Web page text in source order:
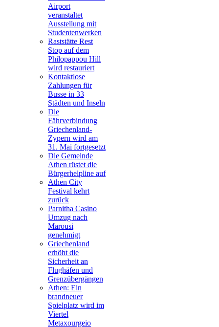
Airport
veranstaltet
Ausstellung mit
Studentenwerken
Raststätte Rest
Stop auf dem
Philopappou Hill
wird restauriert
Kontaktlose
Zahlungen für
Busse in 33
Städten und Inseln
Die
Fährverbindung
Griechenland-
Zypern wird am
31. Mai fortgesetzt
Die Gemeinde
Athen rüstet die
Bürgerhelpline auf
Athen City
Festival kehrt
zurück
Parnitha Casino
Umzug nach
Marousi
genehmigt
Griechenland
erhöht die
Sicherheit an
Flughäfen und
Grenzübergängen
Athen: Ein
brandneuer
Spielplatz wird im
Viertel
Metaxourgeio